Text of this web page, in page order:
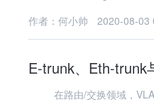
作者：何小帅 2020-08-03
E-trunk、Eth-trunk
在路由/交换领域，VLAN